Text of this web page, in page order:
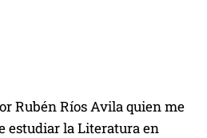
Rubén Ríos Avila quien me
estudiar la Literatura en